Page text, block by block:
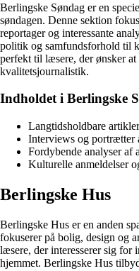
Berlingske Søndag er en
søndagen. Denne sektion
reportager og interessante
politik og samfundsforhold til
perfekt til læsere, der ønsker
kvalitetsjournalistik.
Indholdet i Berlingske
Langtidsholdbare artikler
Interviews og portrætter
Fordybende analyser af
Kulturelle anmeldelser
Berlingske Hus
Berlingske Hus er en anden
fokuserer på bolig, design og
læsere, der interesserer sig for
hjemmet. Berlingske Hus